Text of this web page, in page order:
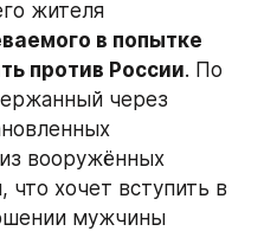
жителя
в попытке
против России. По
через
вооружённых
что хочет вступить в
мужчины